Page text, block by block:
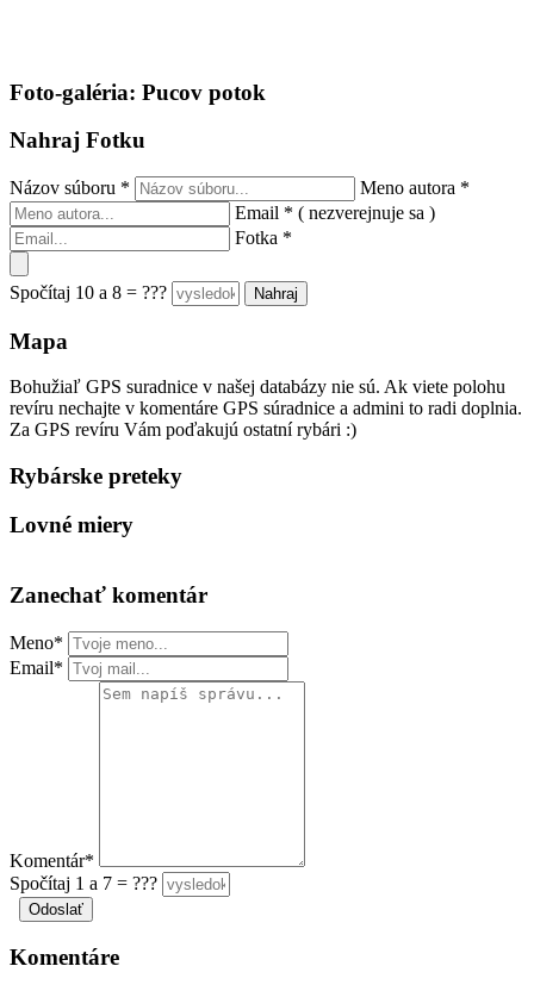
Foto-galéria: Pucov potok
Nahraj Fotku
Názov súboru * Meno autora *
Email * ( nezverejnuje sa )
Fotka *
Spočítaj 10 a 8 = ???
Mapa
Bohužiaľ GPS suradnice v našej databázy nie sú. Ak viete polohu
revíru nechajte v komentáre GPS súradnice a admini to radi doplnia.
Za GPS revíru Vám poďakujú ostatní rybári :)
Rybárske preteky
Lovné miery
Zanechať komentár
Meno*
Email*
Komentár*
Spočítaj 1 a 7 = ???
Komentáre